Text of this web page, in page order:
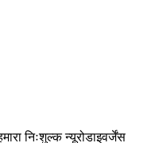
निःशुल्क न्यूरोडाइवर्जेंस